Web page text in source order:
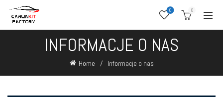
0 0
INFORMACJE O NAS
Home Informacje o nas